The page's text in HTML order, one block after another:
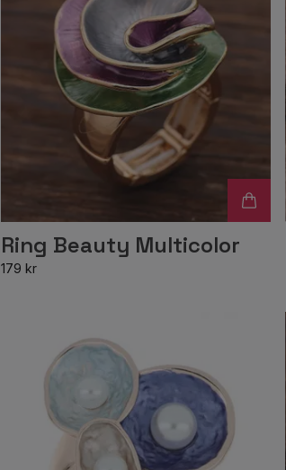
Ring Beauty Multicolor
179 kr